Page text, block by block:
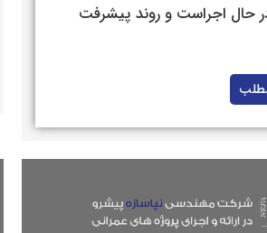
حال اجراست و روند پیشرفت